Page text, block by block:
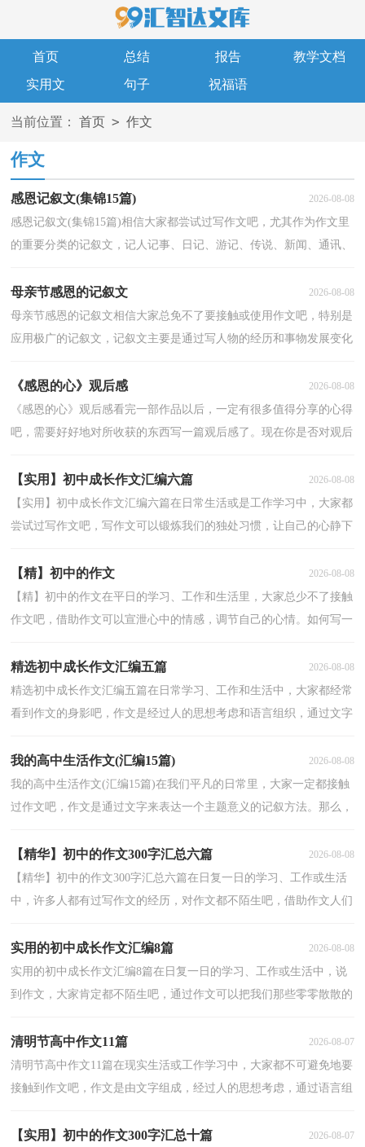
首页 总结 报告
教学文档
实用文
句子 祝福语
当前位置： 首页 > 作文
作文
感恩记叙文(集锦15篇) 2026-08-08
感恩记叙文(集锦15篇)相信大家都尝试过写作文吧，尤其作为作文里
的重要分类的记叙文，记人记事、日记、游记、传说、新闻、通讯、
母亲节感恩的记叙文 2026-08-08
母亲节感恩的记叙文相信大家总免不了要接触或使用作文吧，特别是
应用极广的记叙文，记叙文主要是通过写人物的经历和事物发展变化
《感恩的心》观后感 2026-08-08
《感恩的心》观后感看完一部作品以后，一定有很多值得分享的心得
吧，需要好好地对所收获的东西写一篇观后感了。现在你是否对观后
【实用】初中成长作文汇编六篇 2026-08-08
【实用】初中成长作文汇编六篇在日常生活或是工作学习中，大家都
尝试过写作文吧，写作文可以锻炼我们的独处习惯，让自己的心静下
【精】初中的作文 2026-08-08
【精】初中的作文在平日的学习、工作和生活里，大家总少不了接触
作文吧，借助作文可以宣泄心中的情感，调节自己的心情。如何写一
精选初中成长作文汇编五篇 2026-08-08
精选初中成长作文汇编五篇在日常学习、工作和生活中，大家都经常
看到作文的身影吧，作文是经过人的思想考虑和语言组织，通过文字
我的高中生活作文(汇编15篇) 2026-08-08
我的高中生活作文(汇编15篇)在我们平凡的日常里，大家一定都接触
过作文吧，作文是通过文字来表达一个主题意义的记叙方法。那么，
【精华】初中的作文300字汇总六篇 2026-08-08
【精华】初中的作文300字汇总六篇在日复一日的学习、工作或生活
中，许多人都有过写作文的经历，对作文都不陌生吧，借助作文人们
实用的初中成长作文汇编8篇 2026-08-08
实用的初中成长作文汇编8篇在日复一日的学习、工作或生活中，说
到作文，大家肯定都不陌生吧，通过作文可以把我们那些零零散散的
清明节高中作文11篇 2026-08-07
清明节高中作文11篇在现实生活或工作学习中，大家都不可避免地要
接触到作文吧，作文是由文字组成，经过人的思想考虑，通过语言组
【实用】初中的作文300字汇总十篇 2026-08-07